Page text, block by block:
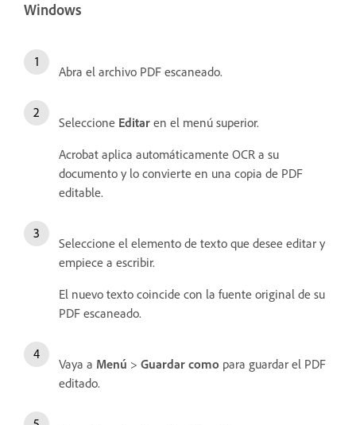
Windows
Abra el archivo PDF escaneado.
Seleccione Editar en el menú superior.
Acrobat aplica automáticamente OCR a su
documento y lo convierte en una copia de PDF
editable.
Seleccione el elemento de texto que desee editar y
empiece a escribir.
El nuevo texto coincide con la fuente original de su
PDF escaneado.
Vaya a Menú > Guardar como para guardar el PDF
editado.